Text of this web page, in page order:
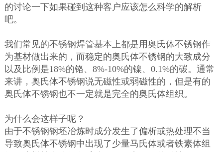
的讨论一下如果碰到这种客户应该怎么科学的解析
吧。
我们常见的不锈钢焊管基本上都是用奥氏体不锈钢作
为基材做出来的，而稳定的奥氏体不锈钢的大致成分
以及比例是18%的铬、8%-10%的镍、0.1%的碳。通常
来讲，奥氏体不锈钢说无磁性或弱磁性的，但是有的
奥氏体不锈钢也不一定就是完全的奥氏体组织。
为什么会这样子呢？
由于不锈钢钢坯冶炼时成分发生了偏析或热处理不当
导致奥氏体不锈钢中出现了少量马氏体或者铁素体组